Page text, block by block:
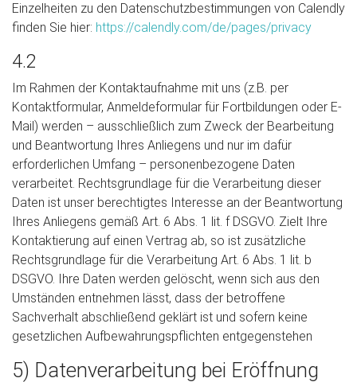
Einzelheiten zu den Datenschutzbestimmungen von Calendly
finden Sie hier: https://calendly.com/de/pages/privacy
4.2
Im Rahmen der Kontaktaufnahme mit uns (z.B. per
Kontaktformular, Anmeldeformular für Fortbildungen oder E-
Mail) werden – ausschließlich zum Zweck der Bearbeitung
und Beantwortung Ihres Anliegens und nur im dafür
erforderlichen Umfang – personenbezogene Daten
verarbeitet. Rechtsgrundlage für die Verarbeitung dieser
Daten ist unser berechtigtes Interesse an der Beantwortung
Ihres Anliegens gemäß Art. 6 Abs. 1 lit. f DSGVO. Zielt Ihre
Kontaktierung auf einen Vertrag ab, so ist zusätzliche
Rechtsgrundlage für die Verarbeitung Art. 6 Abs. 1 lit. b
DSGVO. Ihre Daten werden gelöscht, wenn sich aus den
Umständen entnehmen lässt, dass der betroffene
Sachverhalt abschließend geklärt ist und sofern keine
gesetzlichen Aufbewahrungspflichten entgegenstehen
5) Datenverarbeitung bei Eröffnung